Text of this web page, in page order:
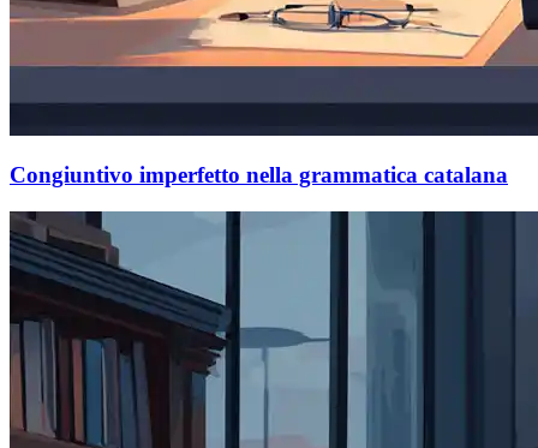
Congiuntivo imperfetto nella grammatica catalana